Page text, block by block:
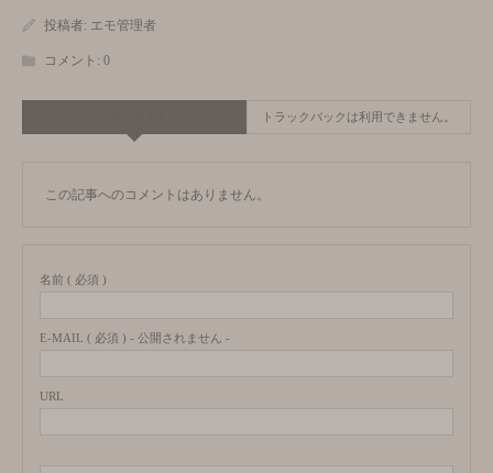
投稿者: エモ管理者
コメント: 0
トラックバックは利用できません。
この記事へのコメントはありません。
名前 ( 必須 )
E-MAIL ( 必須 ) - 公開されません -
URL